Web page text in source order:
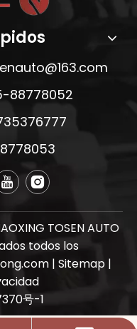
88778052
TOSEN AUTO
todos los
| Sitemap |
号-1